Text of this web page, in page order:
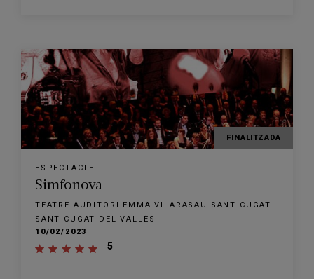
FINALITZADA
ESPECTACLE
Simfonova
TEATRE-AUDITORI EMMA VILARASAU SANT CUGAT
SANT CUGAT DEL VALLÈS
10/02/2023
5